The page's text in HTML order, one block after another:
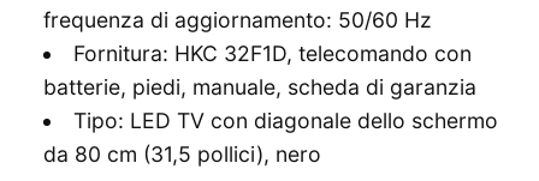
frequenza di aggiornamento: 50/60 Hz
Fornitura: HKC 32F1D, telecomando con
batterie, piedi, manuale, scheda di garanzia
Tipo: LED TV con diagonale dello schermo
da 80 cm (31,5 pollici), nero